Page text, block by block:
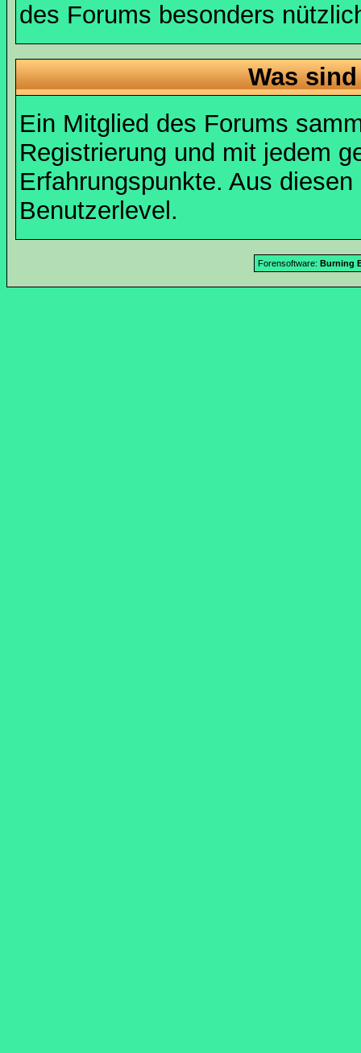
des Forums besonders
Was
Ein Mitglied des Forums
Registrierung und mit jedem
Erfahrungspunkte. Aus
Benutzerlevel.
Forensoftware: Burning